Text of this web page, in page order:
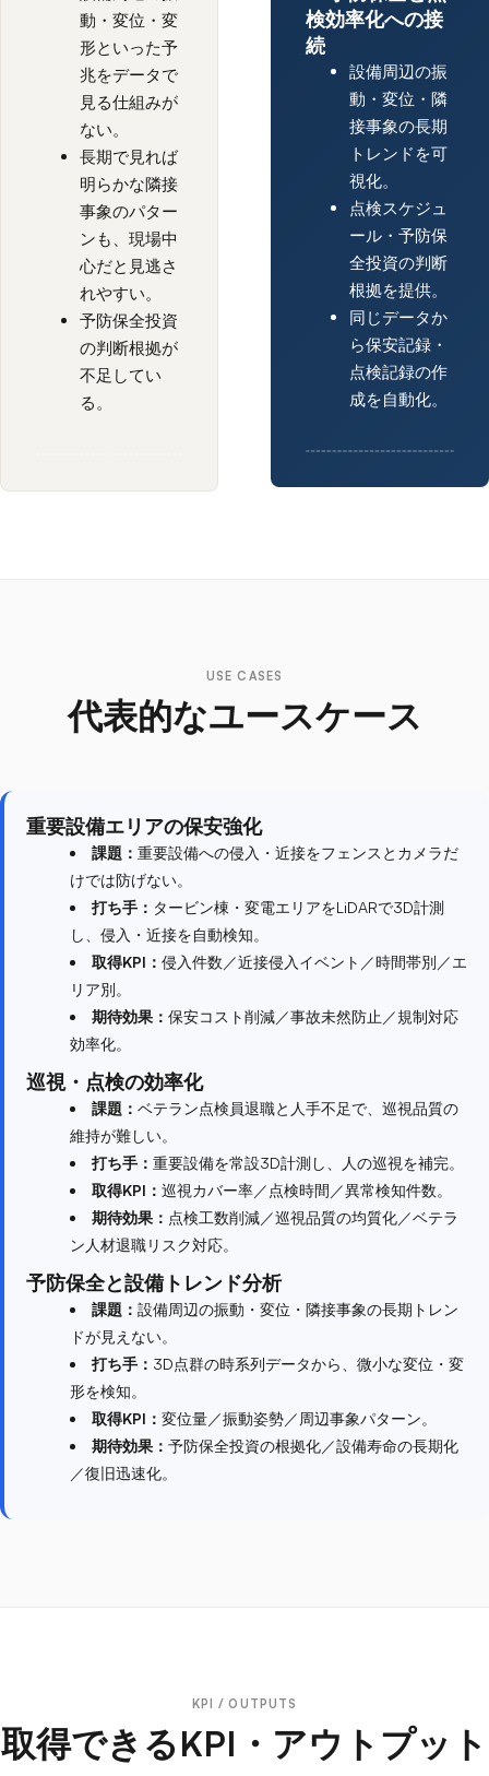
動・変位・変
形といった予
兆をデータで
見る仕組みが
ない。
長期で見れば
明らかな隣接
事象のパター
ンも、現場中
心だと見逃さ
れやすい。
予防保全投資
の判断根拠が
不足してい
る。
検効率化への接
続
設備周辺の振
動・変位・隣
接事象の長期
トレンドを可
視化。
点検スケジュ
ール・予防保
全投資の判断
根拠を提供。
同じデータか
ら保安記録・
点検記録の作
成を自動化。
USE CASES
代表的なユースケース
重要設備エリアの保安強化
課題： 重要設備への侵入・近接をフェンスとカメラだ
けでは防げない。
打ち手： タービン棟・変電エリアをLiDARで3D計測
し、侵入・近接を自動検知。
取得KPI： 侵入件数／近接侵入イベント／時間帯別／エ
リア別。
期待効果： 保安コスト削減／事故未然防止／規制対応
効率化。
巡視・点検の効率化
課題： ベテラン点検員退職と人手不足で、巡視品質の
維持が難しい。
打ち手： 重要設備を常設3D計測し、人の巡視を補完。
取得KPI： 巡視カバー率／点検時間／異常検知件数。
期待効果： 点検工数削減／巡視品質の均質化／ベテラ
ン人材退職リスク対応。
予防保全と設備トレンド分析
課題： 設備周辺の振動・変位・隣接事象の長期トレン
ドが見えない。
打ち手： 3D点群の時系列データから、微小な変位・変
形を検知。
取得KPI： 変位量／振動姿勢／周辺事象パターン。
期待効果： 予防保全投資の根拠化／設備寿命の長期化
／復旧迅速化。
KPI / OUTPUTS
取得できるKPI・アウトプット